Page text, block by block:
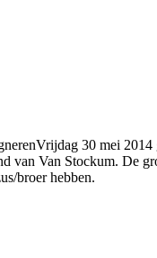
Vrijdag 30 mei 2014
van Van Stockum. De
broer hebben.